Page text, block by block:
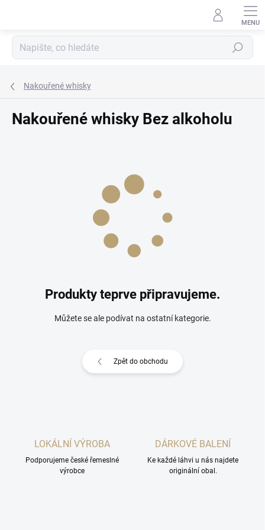
Hledat
Nakouřené whisky
Nakouřené whisky Bez alkoholu
Produkty teprve připravujeme.
Můžete se ale podívat na ostatní kategorie.
Zpět do obchodu
LOKÁLNÍ VÝROBA
Podporujeme české řemeslné
výrobce
DÁRKOVÉ BALENÍ
Ke každé láhvi u nás najdete
originální obal.